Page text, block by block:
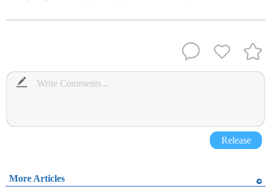
Release
More Articles